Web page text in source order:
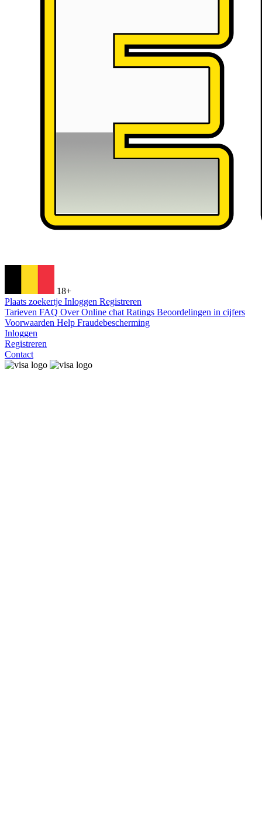
18+
Plaats zoekertje Inloggen Registreren
Tarieven FAQ OverOnline chat Ratings Beoordelingen in cijfers
Voorwaarden Help Fraudebescherming
Inloggen
Registreren
Contact